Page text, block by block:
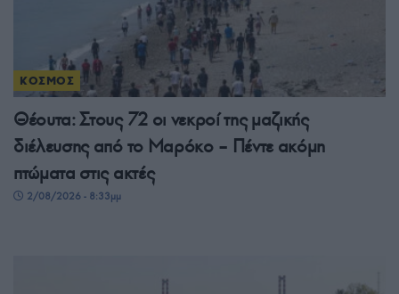
ΚΟΣΜΟΣ
Θέουτα: Στους 72 οι νεκροί της μαζικής
διέλευσης από το Μαρόκο – Πέντε ακόμη
πτώματα στις ακτές
2/08/2026 - 8:33μμ